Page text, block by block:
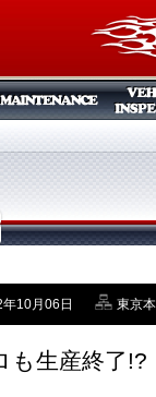
10月06日 東京
も生産終了!?